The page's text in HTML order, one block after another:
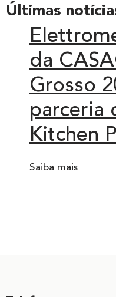
Últimas
da
Grosso
parceria
Kitchen
Saiba mais